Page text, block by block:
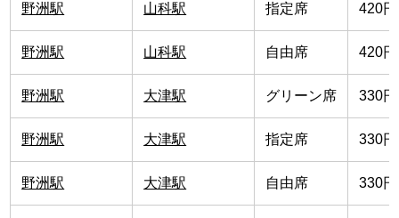
野洲駅 山科駅 指定席 420円
野洲駅 山科駅 自由席 420円
野洲駅 大津駅 グリーン席 330円
野洲駅 大津駅 指定席 330円
野洲駅 大津駅 自由席 330円